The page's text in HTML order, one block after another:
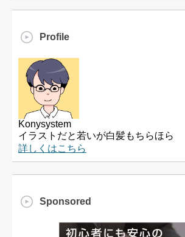
Profile
Konysystem
イラストだと若いが白髪もちらほら
詳しくはこちら
Sponsored